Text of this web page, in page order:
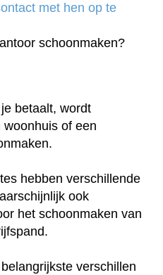
met hen op te
schoonmaken?
betaalt, wordt
of een
hebben verschillende
ook
het schoonmaken van
verschillen